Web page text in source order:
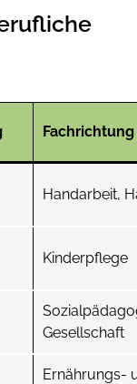
Fachrichtung
Handarbeit,
Kinderpflege
Gesellschaft
Ernährungs-